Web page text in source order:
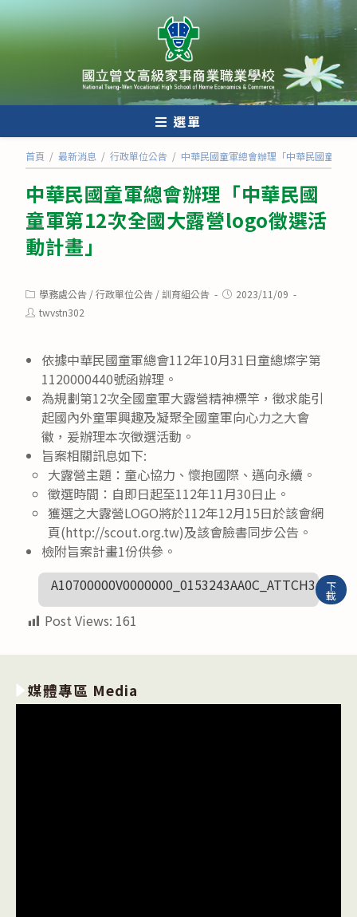
跳
轉
至
內
選單
首頁 / 最新消息 / 行政單位公告 / 中華民國童軍總會辦理「中華民國童軍
中華民國童軍總會辦理「中華民國
童軍第12次全國大露營logo徵選活
動計畫」
Post
category:
學務處公告 /行政單位公告 /訓育組公告
Post2023/11/09
Posttwvstn302
依據中華民國童軍總會112年10月31日童總燦字第
1120000440號函辦理。
為規劃第12次全國童軍大露營精神標竿，徵求能引
起國內外童軍興趣及凝聚全國童軍向心力之大會
徽，爰辦理本次徵選活動。
旨案相關訊息如下:
大露營主題：童心協力、懷抱國際、邁向永續。
徵選時間：自即日起至112年11月30日止。
獲選之大露營LOGO將於112年12月15日於該會網
頁(http://scout.org.tw)及該會臉書同步公告。
檢附旨案計畫1份供參。
A10700000V0000000_0153243AA0C_ATTCH3
下
載
Post Views: 161
媒體專區 Media